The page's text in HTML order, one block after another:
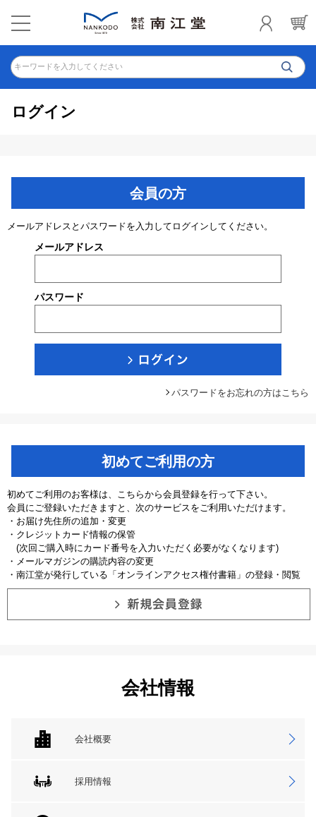
キーワードを入力してください
ログイン
会員の方
メールアドレスとパスワードを入力してログインしてください。
メールアドレス
パスワード
パスワードをお忘れの方はこちら
初めてご利用の方
初めてご利用のお客様は、こちらから会員登録を行って下さい。
会員にご登録いただきますと、次のサービスをご利用いただけます。
・お届け先住所の追加・変更
・クレジットカード情報の保管
(次回ご購入時にカード番号を入力いただく必要がなくなります)
・メールマガジンの購読内容の変更
・南江堂が発行している「オンラインアクセス権付書籍」の登録・閲覧
会社情報
会社概要
採用情報